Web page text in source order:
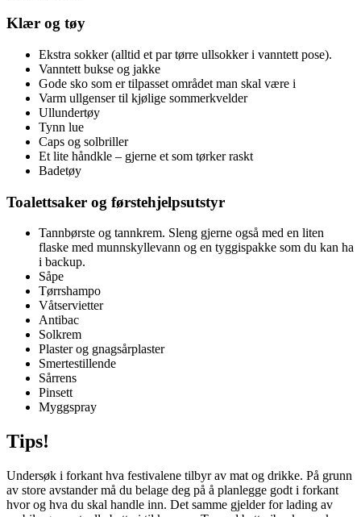
Klær og tøy
Ekstra sokker (alltid et par tørre ullsokker i vanntett pose).
Vanntett bukse og jakke
Gode sko som er tilpasset området man skal være i
Varm ullgenser til kjølige sommerkvelder
Ullundertøy
Tynn lue
Caps og solbriller
Et lite håndkle – gjerne et som tørker raskt
Badetøy
Toalettsaker og førstehjelpsutstyr
Tannbørste og tannkrem. Sleng gjerne også med en liten
flaske med munnskyllevann og en tyggispakke som du kan ha
i backup.
Såpe
Tørrshampo
Våtservietter
Antibac
Solkrem
Plaster og gnagsårplaster
Smertestillende
Sårrens
Pinsett
Myggspray
Tips!
Undersøk i forkant hva festivalene tilbyr av mat og drikke. På grunn
av store avstander må du belage deg på å planlegge godt i forkant
hvor og hva du skal handle inn. Det samme gjelder for lading av